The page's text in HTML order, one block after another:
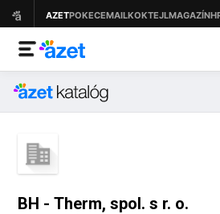
BH - Therm, spol. s r. o.